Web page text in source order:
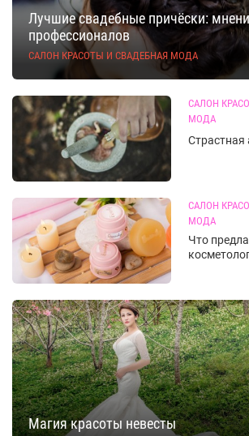
Лучшие свадебные причёски:
профессионалов
САЛОН КРАСОТЫ И СВАДЕБНАЯ МОДА
САЛОН
МОДА
Страстная
САЛОН
МОДА
Что
Магия красоты невесты